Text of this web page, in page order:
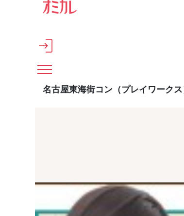
メインコンテンツへスキップ
名古屋東海街コン（プレイワーク